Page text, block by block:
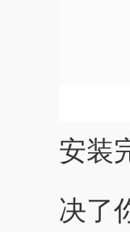
安装
决了